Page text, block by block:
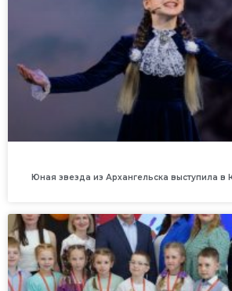
Юная звезда из Архангельска выступила в